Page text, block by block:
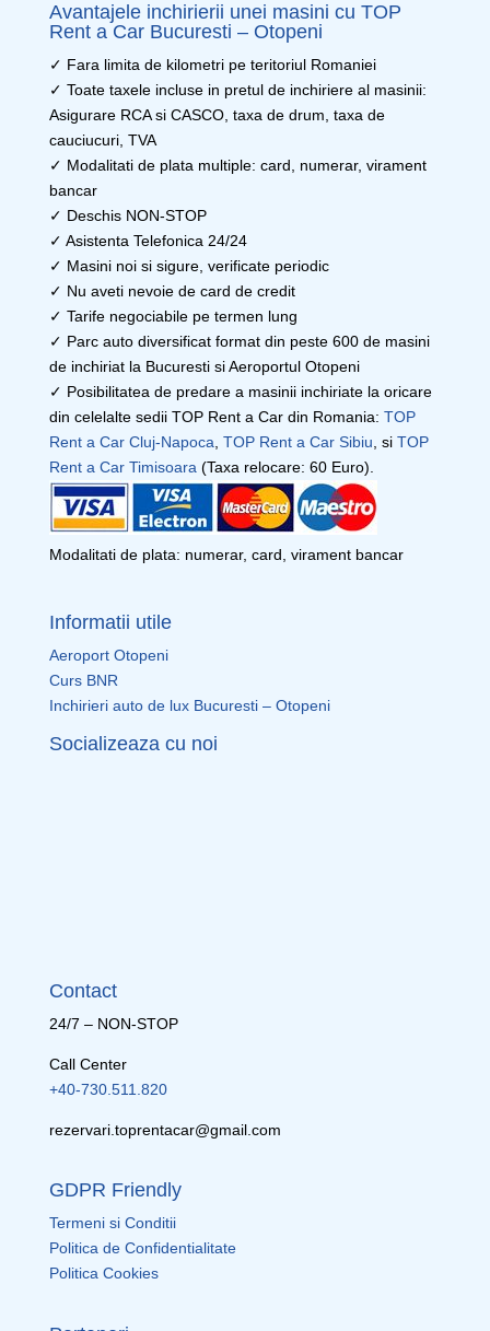
Avantajele inchirierii unei masini cu TOP
Rent a Car Bucuresti – Otopeni
✓ Fara limita de kilometri pe teritoriul Romaniei
✓ Toate taxele incluse in pretul de inchiriere al masinii:
Asigurare RCA si CASCO, taxa de drum, taxa de
cauciucuri, TVA
✓ Modalitati de plata multiple: card, numerar, virament
bancar
✓ Deschis NON-STOP
✓ Asistenta Telefonica 24/24
✓ Masini noi si sigure, verificate periodic
✓ Nu aveti nevoie de card de credit
✓ Tarife negociabile pe termen lung
✓ Parc auto diversificat format din peste 600 de masini
de inchiriat la Bucuresti si Aeroportul Otopeni
✓ Posibilitatea de predare a masinii inchiriate la oricare
din celelalte sedii TOP Rent a Car din Romania: TOP
Rent a Car Cluj-Napoca TOP Rent a Car Sibiu , si TOP
Rent a Car Timisoara (Taxa relocare: 60 Euro).
Modalitati de plata: numerar, card, virament bancar
Informatii utile
Aeroport Otopeni
Curs BNR
Inchirieri auto de lux Bucuresti – Otopeni
Socializeaza cu noi
Contact
24/7 – NON-STOP
Call Center
+40-730.511.820
rezervari.toprentacar@gmail.com
GDPR Friendly
Termeni si Conditii
Politica de Confidentialitate
Politica Cookies